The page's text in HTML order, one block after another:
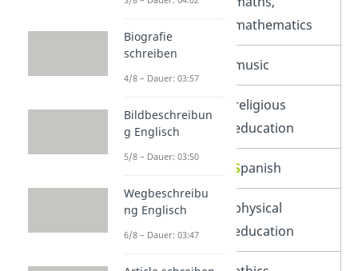
mathematics
music
religious
education
Spanish
Sport
physical
education
Biografie
schreiben
4/8 – Dauer: 03:57
Bildbeschreibun
g Englisch
5/8 – Dauer: 03:50
Wegbeschreibu
ng Englisch
6/8 – Dauer: 03:47